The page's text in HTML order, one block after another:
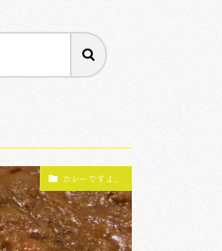
カレーですよ。